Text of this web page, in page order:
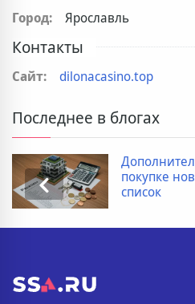
Город: Ярославль
Контакты
Сайт: dilonacasino.top
Последнее в блогах
покупке
список